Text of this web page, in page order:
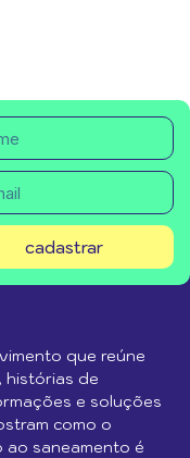
cadastrar
que reúne
histórias de
e soluções
como o
ao saneamento é